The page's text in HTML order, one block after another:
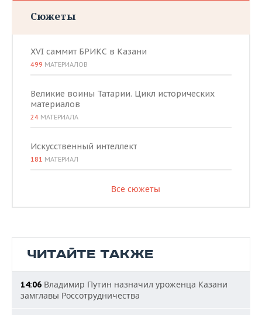
Сюжеты
XVI саммит БРИКС в Казани
499 МАТЕРИАЛОВ
Великие воины Татарии. Цикл исторических
материалов
24 МАТЕРИАЛА
Искусственный интеллект
181 МАТЕРИАЛ
Все сюжеты
ЧИТАЙТЕ ТАКЖЕ
14:06 Владимир Путин назначил уроженца Казани
замглавы Россотрудничества